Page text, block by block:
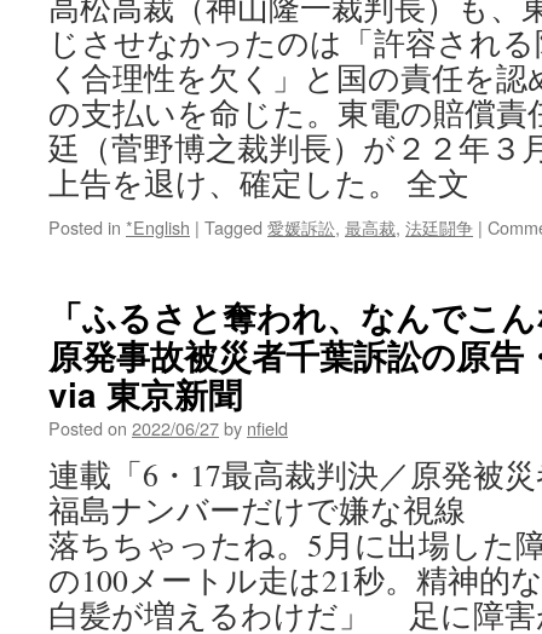
じさせなかったのは「許容され
く合理性を欠く」と国の責任を
の支払いを命じた。東電の賠償責
廷（菅野博之裁判長）が２２年３
上告を退け、確定した。 全文
Posted in *English | Tagged 愛媛訴訟, 最高裁, 法廷闘争 |
「ふるさと奪われ、なんで
原発事故被災者千葉訴訟の原
via 東京新聞
Posted on 2022/06/27by nfield
連載「6・17最高裁判決／原発被
福島ナンバーだけで嫌な視線
落ちちゃったね。5月に出場した
の100メートル走は21秒。精神的
白髪が増えるわけだ」 足に障害